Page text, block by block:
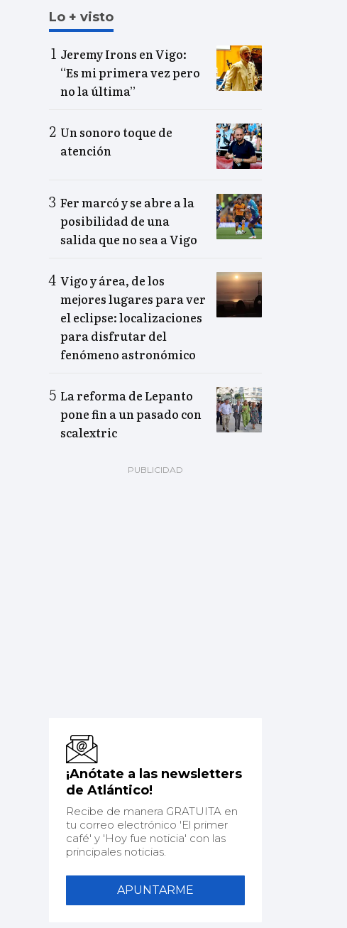
Lo + visto
Jeremy Irons en Vigo:
“Es mi primera vez pero
no la última”
Un sonoro toque de
atención
Fer marcó y se abre a la
posibilidad de una
salida que no sea a Vigo
Vigo y área, de los
mejores lugares para ver
el eclipse: localizaciones
para disfrutar del
fenómeno astronómico
La reforma de Lepanto
pone fin a un pasado con
scalextric
¡Anótate a las newsletters
de Atlántico!
Recibe de manera GRATUITA en
tu correo electrónico 'El primer
café' y 'Hoy fue noticia' con las
principales noticias.
APUNTARME